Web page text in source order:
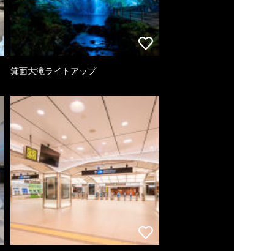
箕面大滝ライトアップ